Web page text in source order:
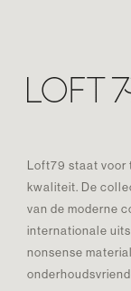
Loft79 staat voor
kwaliteit. De
van de moderne
internationale
nonsense